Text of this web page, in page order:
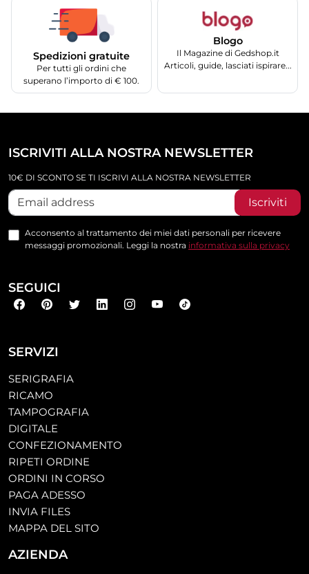
Spedizioni gratuite
Per tutti gli ordini che
superano l’importo di € 100.
Blogo
Il Magazine di Gedshop.it
Articoli, guide, lasciati ispirare...
SERVIZI
SERIGRAFIA
RICAMO
TAMPOGRAFIA
DIGITALE
CONFEZIONAMENTO
RIPETI ORDINE
ORDINI IN CORSO
PAGA ADESSO
INVIA FILES
MAPPA DEL SITO
AZIENDA
ISCRIVITI ALLA NOSTRA NEWSLETTER
10€ DI SCONTO SE TI ISCRIVI ALLA NOSTRA NEWSLETTER
Iscriviti
Acconsento al trattamento dei miei dati personali per ricevere
messaggi promozionali. Leggi la nostra informativa sulla privacy
SEGUICI